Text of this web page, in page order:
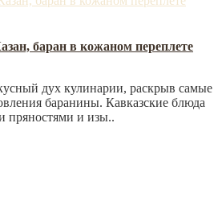
баран в кожаном переплете
дух кулинарии, раскрыв самые
баранины. Кавказские блюда
пряностями и изы..